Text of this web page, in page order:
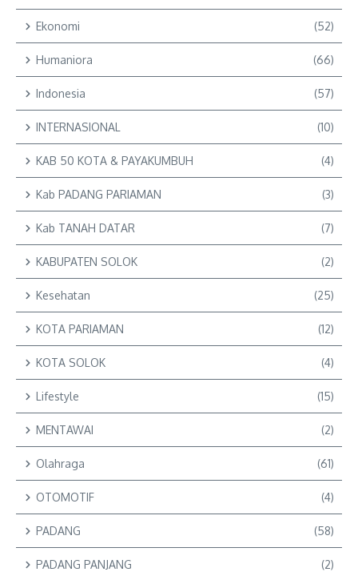
Ekonomi (52)
Humaniora (66)
Indonesia (57)
INTERNASIONAL (10)
KAB 50 KOTA & PAYAKUMBUH (4)
Kab PADANG PARIAMAN (3)
Kab TANAH DATAR (7)
KABUPATEN SOLOK (2)
Kesehatan (25)
KOTA PARIAMAN (12)
KOTA SOLOK (4)
Lifestyle (15)
MENTAWAI (2)
Olahraga (61)
OTOMOTIF (4)
PADANG (58)
PADANG PANJANG (2)